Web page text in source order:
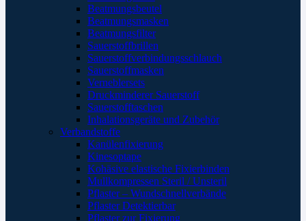
Beatmungsbeutel
Beatmungsmasken
Beatmungsfilter
Sauerstoffbrillen
Sauerstoffverbindungsschlauch
Sauerstoffmasken
Verneblersets
Druckminderer Sauerstoff
Sauerstofftaschen
Inhalationsgeräte und Zubehör
Verbandstoffe
Kanülenfixierung
Kinesoptape
Kohäsive elastische Fixierbinden
Mullkompressen Steril / Unsteril
Pflaster – Wundschnellverbände
Pflaster Detektierbar
Pflaster zur Fixierung